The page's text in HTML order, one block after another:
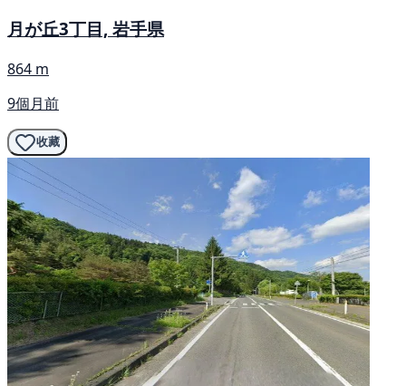
月が丘3丁目, 岩手県
864 m
9個月前
收藏